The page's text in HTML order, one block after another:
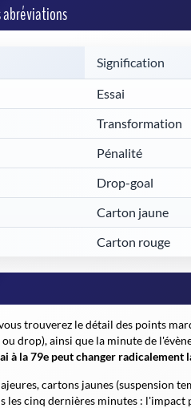
Signification
Essai
Transformation
Pénalité
Drop-goal
Carton jaune
Carton rouge
trouverez le détail des points
drop), ainsi que la minute de
à la 79e peut changer radicalement
cartons jaunes (suspension
les cinq dernières minutes : l'impact